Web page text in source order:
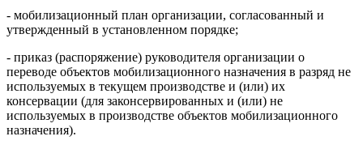
- мобилизационный план организации, согласованный и
утвержденный в установленном порядке;
- приказ (распоряжение) руководителя организации о
переводе объектов мобилизационного назначения в разряд не
используемых в текущем производстве и (или) их
консервации (для законсервированных и (или) не
используемых в производстве объектов мобилизационного
назначения).